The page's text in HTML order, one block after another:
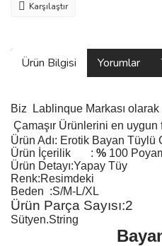
Karşılaştır
Ürün Bilgisi Yorumlar
Biz Lablinque Markası olarak
Çamaşır Ürünlerini en uygun
Ürün Adı: Erotik Bayan Tüylü
Ürün İçerilik : % 100
Ürün Detayı:Yapay Tüy
Renk:Resimdeki
Beden :S/M-L/XL
Ürün Parça Sayısı:2
Sütyen.String